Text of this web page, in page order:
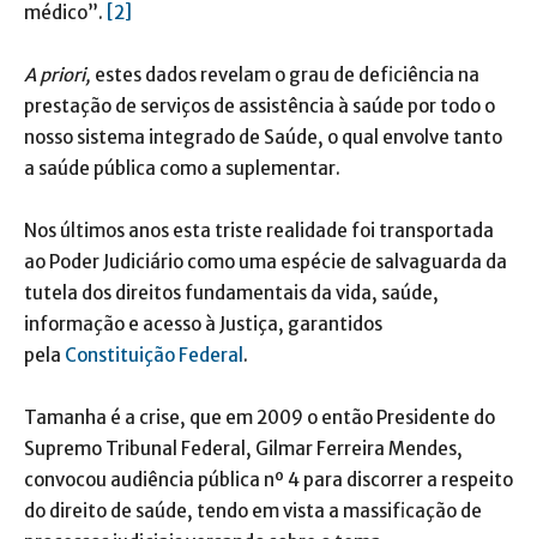
médico”. [2]
A priori, estes dados revelam o grau de deficiência na
prestação de serviços de assistência à saúde por todo o
nosso sistema integrado de Saúde, o qual envolve tanto
a saúde pública como a suplementar.
Nos últimos anos esta triste realidade foi transportada
ao Poder Judiciário como uma espécie de salvaguarda da
tutela dos direitos fundamentais da vida, saúde,
informação e acesso à Justiça, garantidos
pela Constituição Federal .
Tamanha é a crise, que em 2009 o então Presidente do
Supremo Tribunal Federal, Gilmar Ferreira Mendes,
convocou audiência pública nº 4 para discorrer a respeito
do direito de saúde, tendo em vista a massificação de